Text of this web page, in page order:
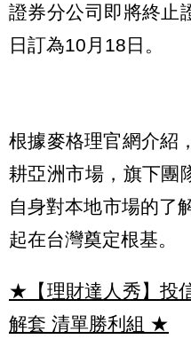
證券分公司即將終止
日訂為10月18日。
根據麥格理官網介紹
耕亞洲市場，旗下團
自身對本地市場的了
起在台灣奠定根基。
★【理財達人秀】投
解套 清單勝利組 ★